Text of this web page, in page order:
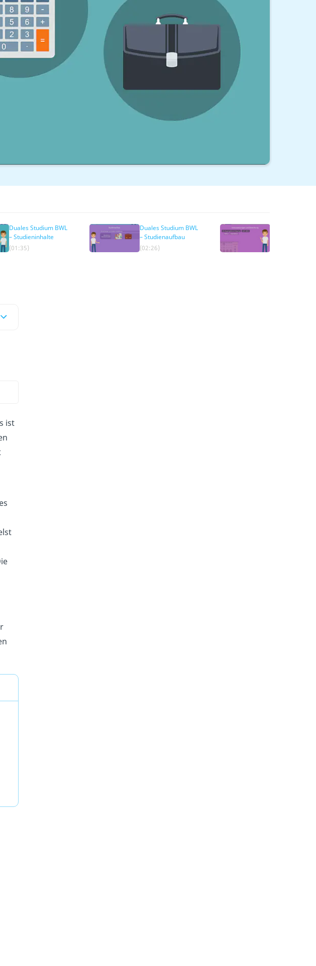
Duales Studium BWL
– Studieninhalte
(01:35)
Duales Studium BWL
– Studienaufbau
(02:26)
ist